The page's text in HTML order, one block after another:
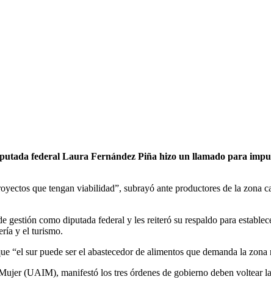
federal Laura Fernández Piña hizo un llamado para
que tengan viabilidad”, subrayó ante productores de la zona
como diputada federal y les reiteró su respaldo para
y el turismo.
sur puede ser el abastecedor de alimentos que demanda la zona
(UAIM), manifestó los tres órdenes de gobierno deben voltear